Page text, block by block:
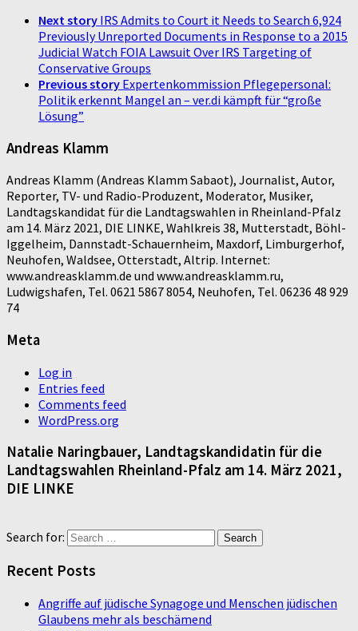
Next story IRS Admits to Court it Needs to Search 6,924
Previously Unreported Documents in Response to a 2015
Judicial Watch FOIA Lawsuit Over IRS Targeting of
Conservative Groups
Previous story Expertenkommission Pflegepersonal:
Politik erkennt Mangel an – ver.di kämpft für “große
Lösung”
Andreas Klamm
Andreas Klamm (Andreas Klamm Sabaot), Journalist, Autor,
Reporter, TV- und Radio-Produzent, Moderator, Musiker,
Landtagskandidat für die Landtagswahlen in Rheinland-Pfalz
am 14. März 2021, DIE LINKE, Wahlkreis 38, Mutterstadt, Böhl-
Iggelheim, Dannstadt-Schauernheim, Maxdorf, Limburgerhof,
Neuhofen, Waldsee, Otterstadt, Altrip. Internet:
www.andreasklamm.de und www.andreasklamm.ru,
Ludwigshafen, Tel. 0621 5867 8054, Neuhofen, Tel. 06236 48 929
74
Meta
Log in
Entries feed
Comments feed
WordPress.org
Natalie Naringbauer, Landtagskandidatin für die
Landtagswahlen Rheinland-Pfalz am 14. März 2021,
DIE LINKE
Search for:
Recent Posts
Angriffe auf jüdische Synagoge und Menschen jüdischen
Glaubens mehr als beschämend